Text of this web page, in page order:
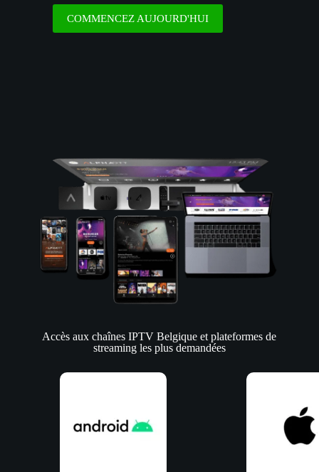
COMMENCEZ AUJOURD'HUI
Accès aux chaînes IPTV Belgique et plateformes de
streaming les plus demandées